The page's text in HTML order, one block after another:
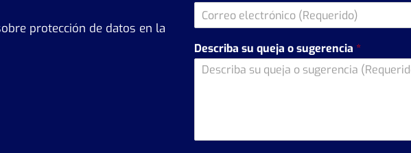
protección de datos en la
Describa su queja o sugerencia *